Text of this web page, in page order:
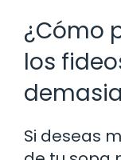
¿Cómo
los
Si deseas